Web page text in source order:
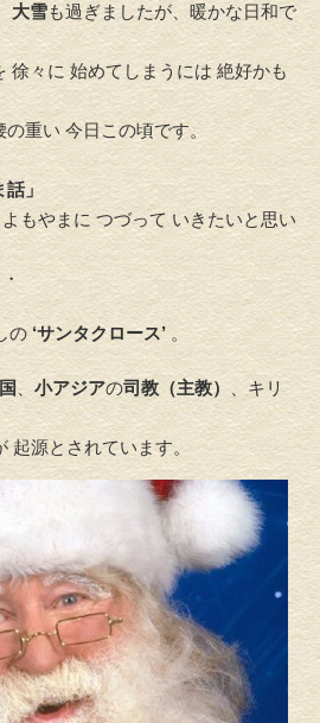
大雪も過ぎましたが、暖かな日和で
徐々に 始めてしまうには 絶好かも
重い 今日この頃です。
話」
もやまに つづって いきたいと思い
の ‘サンタクロース’ 。
小アジアの司教（主教） 、キリ
起源とされています。